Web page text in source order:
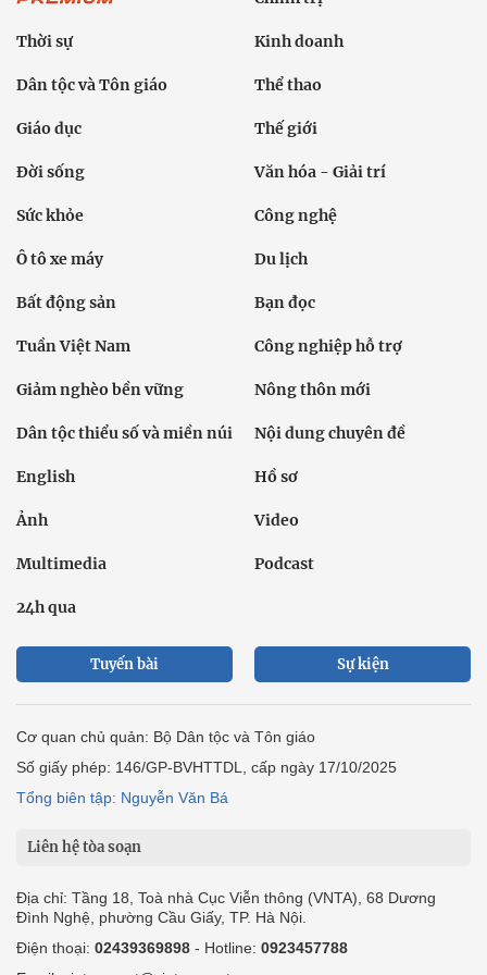
Thời sự Kinh doanh
Dân tộc và Tôn giáo Thể thao
Giáo dục Thế giới
Đời sống Văn hóa - Giải trí
Sức khỏe Công nghệ
Ô tô xe máy Du lịch
Bất động sản Bạn đọc
Tuần Việt Nam Công nghiệp hỗ trợ
Giảm nghèo bền vững Nông thôn mới
Dân tộc thiểu số và miền núi Nội dung chuyên đề
English Hồ sơ
Ảnh Video
Multimedia Podcast
24h qua
Tuyến bài Sự kiện
Cơ quan chủ quản: Bộ Dân tộc và Tôn giáo
Số giấy phép: 146/GP-BVHTTDL, cấp ngày 17/10/2025
Tổng biên tập: Nguyễn Văn Bá
Liên hệ tòa soạn
Địa chỉ: Tầng 18, Toà nhà Cục Viễn thông (VNTA), 68 Dương
Đình Nghệ, phường Cầu Giấy, TP. Hà Nội.
Điện thoại: 02439369898 - Hotline: 0923457788